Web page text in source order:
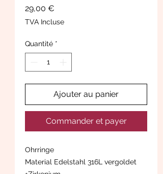
29,00 €
TVA Incluse
Quantité *
Ajouter au panier
Commander et payer
Ohrringe
Material Edelstahl 316L vergoldet